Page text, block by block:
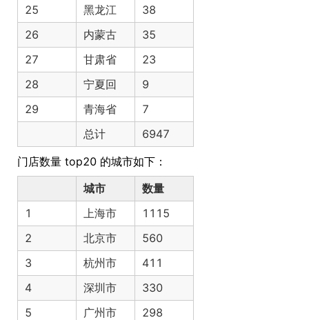
25
黑龙江
38
26
内蒙古
35
27
甘肃省
23
28
宁夏回
9
29
青海省
7
总计
6947
门店数量 top20 的城市如下：
城市
数量
1
上海市
1115
2
北京市
560
3
杭州市
411
4
深圳市
330
5
广州市
298